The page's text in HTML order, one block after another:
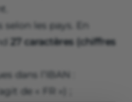
les pays. En
27 caractères (chiffres
dans l’IBAN :
de « FR ») ;